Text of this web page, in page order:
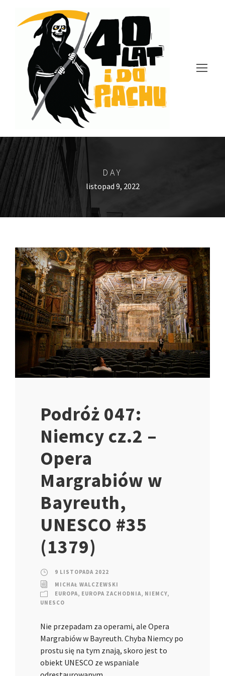
DAY
listopad 9, 2022
Podróż 047:
Niemcy cz.2 –
Opera
Margrabiów w
Bayreuth,
UNESCO #35
(1379)
9 LISTOPADA 2022
MICHAŁ WALCZEWSKI
EUROPA, EUROPA ZACHODNIA, NIEMCY,
UNESCO
Nie przepadam za operami, ale Opera
Margrabiów w Bayreuth. Chyba Niemcy po
prostu się na tym znają, skoro jest to
obiekt UNESCO ze wspaniale